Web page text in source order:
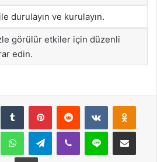
durulayın ve kurulayın.
görülür etkiler için düzenli
edin.
Tumblr PinterestReddit VKontakte
WhatsAppTelegramViber Line E-Posta ile
Yazdır